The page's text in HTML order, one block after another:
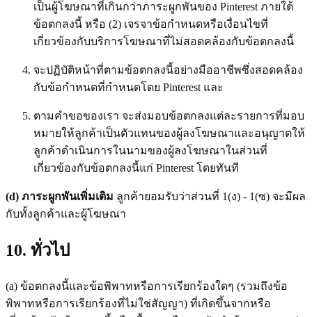
เป็นผู้โฆษณาที่เกินกว่าภาระผูกพันของ Pinterest ภายใต้
ข้อตกลงนี้ หรือ (2) เจรจาข้อกำหนดหรือเงื่อนไขที่
เกี่ยวข้องกับบริการโฆษณาที่ไม่สอดคล้องกับข้อตกลงนี้
จะปฏิบัติหน้าที่ตามข้อตกลงนี้อย่างมืออาชีพซึ่งสอดคล้อง
กับข้อกำหนดที่กำหนดโดย Pinterest และ
ตามคำขอของเรา จะส่งมอบข้อตกลงแต่ละรายการที่มอบ
หมายให้ลูกค้าเป็นตัวแทนของผู้ลงโฆษณาและอนุญาตให้
ลูกค้าดำเนินการในนามของผู้ลงโฆษณาในส่วนที่
เกี่ยวข้องกับข้อตกลงนี้แก่ Pinterest โดยทันที
(d) ภาระผูกพันเพิ่มเติม ลูกค้ายอมรับว่าส่วนที่ 1(ง) - 1(ซ) จะมีผล
กับทั้งลูกค้าและผู้โฆษณา
10. ทั่วไป
(a) ข้อตกลงนี้และข้อพิพาทหรือการเรียกร้องใดๆ (รวมถึงข้อ
พิพาทหรือการเรียกร้องที่ไม่ใช่สัญญา) ที่เกิดขึ้นจากหรือ